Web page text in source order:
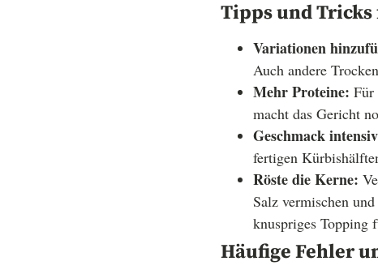
Tipps und
Variationen
Auch andere
Mehr Proteine: Für
macht das Gericht
Geschmack
fertigen
Röste die Kerne:
Salz vermischen
knuspriges Topping
Häufige Fehler